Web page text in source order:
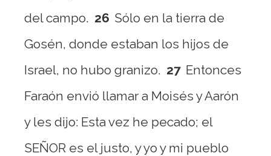
del campo. 26 Sólo en la tierra de
Gosén, donde estaban los hijos de
Israel, no hubo granizo. 27 Entonces
Faraón envió llamar a Moisés y Aarón
y les dijo: Esta vez he pecado; el
SEÑOR es el justo, y yo y mi pueblo